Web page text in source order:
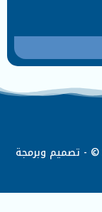
جميع الحقوق محفوظة لموقع المحاسب 2023 © - تصميم وبرمجة